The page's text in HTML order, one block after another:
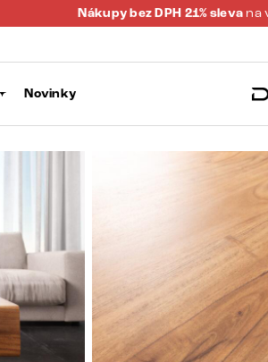
Nákupy bez DPH 21% sleva na
Novinky